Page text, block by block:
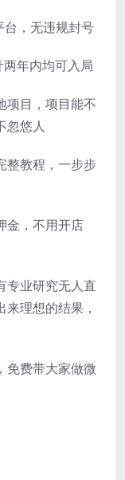
，无违规封号
年内均可入局
项目，项目能不
忽悠人
整教程，一步步
金，不用开店
专业研究无人直
理想的结果，
免费带大家做微